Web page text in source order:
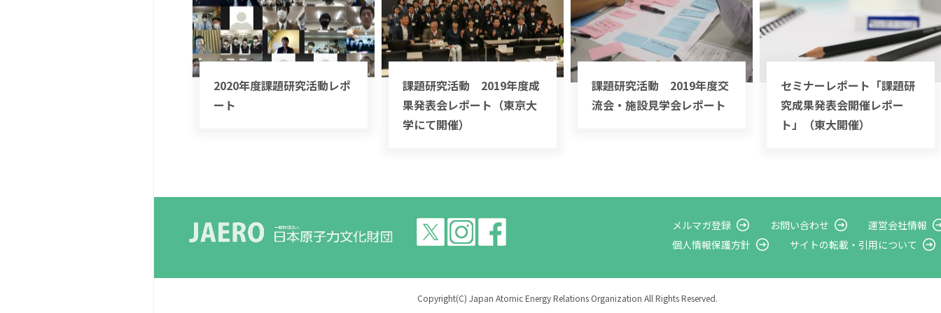
2020年度課題研究活動レポ
ート
課題研究活動 2019年度成
果発表会レポート（東京大
学にて開催）
課題研究活動 2019年度交
流会・施設見学会レポート
セミナーレポート「課題研
究成果発表会開催レポー
ト」（東大開催）
メルマガ登録 お問い合わせ
運営会社情報
個人情報保護方針
サイトの転載・ 引用について
Copyright(C) Japan Atomic Energy Relations Organization All Rights Reserved.